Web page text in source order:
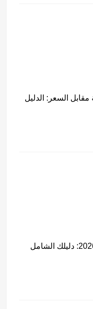
السعر: الدليل
أفضل لابتوب للدراسة والعمل في 2026: دليلك الشامل